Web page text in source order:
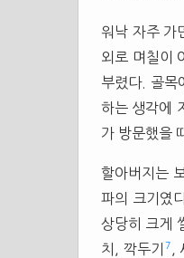
워낙 자주 가
외로 며칠이
부렸다. 골목
하는 생각에
가 방문했을
할아버지는
파의 크기였
상당히 크게
치, 깍두기
7
,